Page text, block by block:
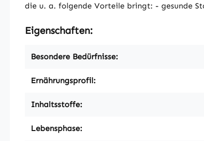
die u. a. folgende Vorteile bringt: - gesunde
Eigenschaften:
Besondere Bedürfnisse:
Ernährungsprofil:
Inhaltsstoffe:
Lebensphase: